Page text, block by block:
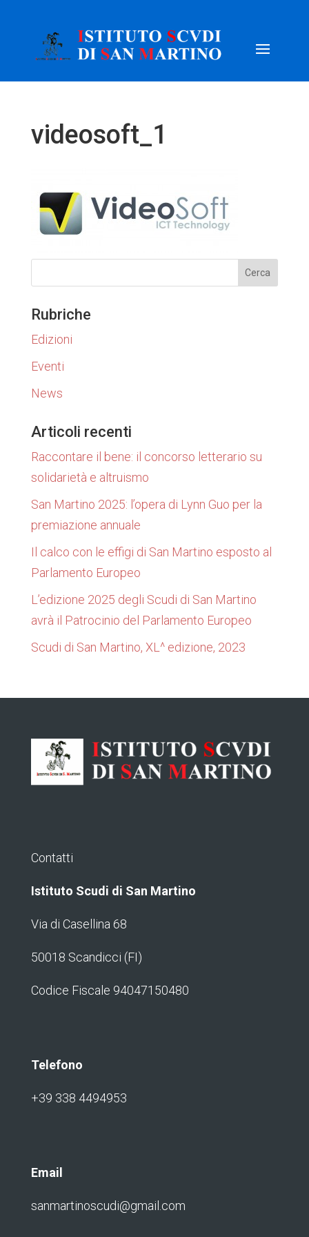
videosoft_1
Rubriche
Edizioni
Eventi
News
Articoli recenti
Raccontare il bene: il concorso letterario su
solidarietà e altruismo
San Martino 2025: l’opera di Lynn Guo per la
premiazione annuale
Il calco con le effigi di San Martino esposto al
Parlamento Europeo
L’edizione 2025 degli Scudi di San Martino
avrà il Patrocinio del Parlamento Europeo
Scudi di San Martino, XL^ edizione, 2023
Contatti
Istituto Scudi di San Martino
Via di Casellina 68
50018 Scandicci (FI)
Codice Fiscale 94047150480
Telefono
+39 338 4494953
Email
sanmartinoscudi@gmail.com